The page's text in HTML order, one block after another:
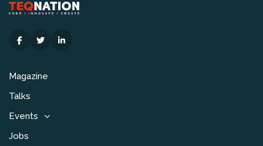
Magazine
Talks
Events
Jobs